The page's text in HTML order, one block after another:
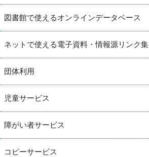
図書館で使えるオンラインデータベース
ネットで使える電子資料・情報源リンク集
団体利用
児童サービス
障がい者サービス
コピーサービス